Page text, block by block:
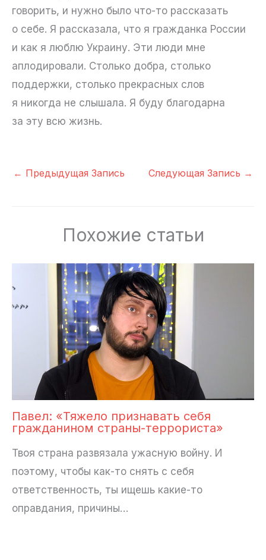
говорить, и нужно было что-то рассказать
о себе. Я рассказала, что я гражданка России
и как я люблю Украину. Эти люди мне
аплодировали. Столько добра, столько
поддержки, столько прекрасных слов
я никогда не слышала. Я буду благодарна
за эту всю жизнь.
← Предыдущая Запись Следующая Запись →
Похожие статьи
Павел: «Тяжело признавать себя
гражданином страны-террориста»
Твоя страна развязала ужасную войну. И
поэтому, чтобы как-то снять с себя
ответственность, ты ищешь какие-то
оправдания, причины…